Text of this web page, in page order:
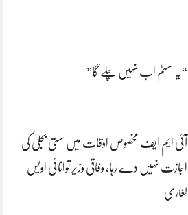
“یہ سسٹم اب نہیں چلے گا”
آئی ایم ایف مخصوص اوقات میں سستی بجلی کی
اجازت نہیں دے رہا، وفاقی وزیر توانائی اویس
لغاری